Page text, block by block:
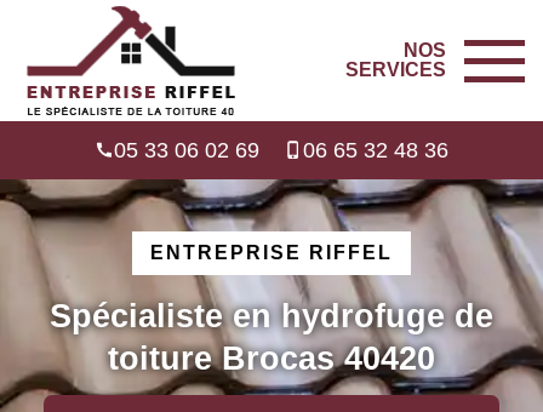
NOS
SERVICES
05 33 06 02 69 06 65 32 48 36
ENTREPRISE RIFFEL
Spécialiste en hydrofuge de
toiture Brocas 40420